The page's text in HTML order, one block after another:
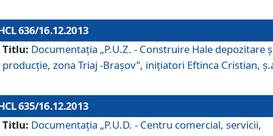
636/16.12.2013
Titlu: Documentaţia „P.U.Z. - Construire Hale depozitare
producţie, zona Triaj -Braşov”, iniţiatori Eftinca Cristian,
635/16.12.2013
Titlu: Documentaţia „P.U.D. - Centru comercial, servicii,